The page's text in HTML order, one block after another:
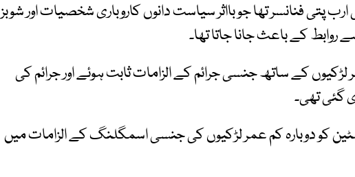
پتی فنانسر تھا جو بااثر سیاست دانوں کاروباری شخصیات اور شوبز
روابط کے باعث جانا جاتا تھا۔
کم عمر لڑکیوں کے ساتھ جنسی جرائم کے الزامات ثابت ہوئے اور جرائم کی
گئی تھی۔
2019 میں ایپسٹین کو دوبارہ کم عمر لڑکیوں کی جنسی اسمگلنگ کے الزامات میں